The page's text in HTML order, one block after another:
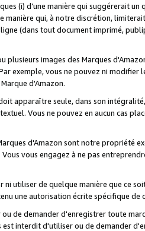
(i) d’une manière qui suggérerait
manière qui, à notre discrétion,
(dans tout document imprimé,
plusieurs images des Marques
exemple, vous ne pouvez ni
d'Amazon.
apparaître seule, dans son
Vous ne pouvez en aucun cas
d'Amazon sont notre propriété
vous engagez à ne pas
ni utiliser de quelque manière que ce
une autorisation écrite spécifique de
de demander d'enregistrer toute
est interdit d'utiliser ou de demander